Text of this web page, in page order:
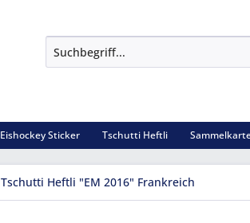
Eishockey Sticker Tschutti Heftli
Tschutti Heftli "EM 2016" Frankreich